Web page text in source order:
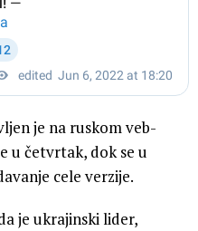
je na ruskom veb-
u četvrtak, dok se u
cele verzije.
je ukrajinski lider,